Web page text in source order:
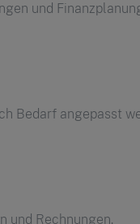
und
Bedarf angepasst
und Rechnungen.